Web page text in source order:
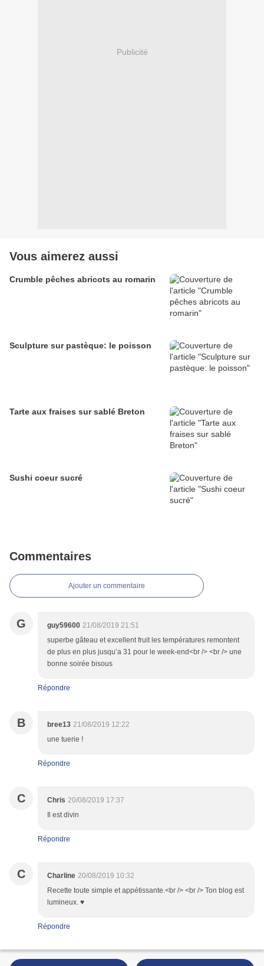
Publicité
Vous aimerez aussi
Crumble pêches abricots au romarin
Sculpture sur pastèque: le poisson
Tarte aux fraises sur sablé Breton
Sushi coeur sucré
Commentaires
Ajouter un commentaire
G guy59600 21/08/2019 21:51
superbe gâteau et excellent fruit les températures remontent
de plus en plus jusqu’a 31 pour le week-end<br /> <br /> une
bonne soirée bisous
Répondre
B bree13 21/08/2019 12:22
une tuerie !
Répondre
C Chris 20/08/2019 17:37
Il est divin
Répondre
C Charline 20/08/2019 10:32
Recette toute simple et appétissante.<br /> <br /> Ton blog est
lumineux. ♥
Répondre